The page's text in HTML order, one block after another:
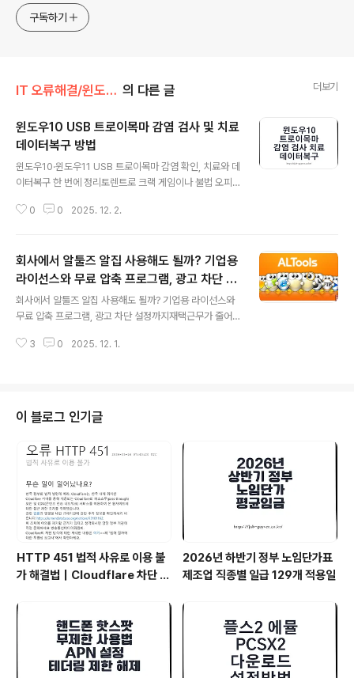
구독하기
IT 오류해결/윈도우·부팅 오류 의 다른 글 더보기
윈도우10 USB 트로이목마 감염 검사 및 치료
데이터복구 방법
윈도우10·윈도우11 USB 트로이목마 감염 확인, 치료와 데
이터복구 한 번에 정리토렌트로 크랙 게임이나 불법 오피
경우가 아직도 많습니다. 특히 회사·학교·PC방처럼 여러 P
제대로 해 두는 게 중요합니다.윈도우를 쓰고 있다면 윈도
우 디펜더(현 Microsoft Defender)와 윈도우 방화벽,
실시간 감시를 항상 켜 두고, 별도의 외장하드에 주기적으
로 시스템 이미지를 만들어 두면 사고났을 때 훨씬 빨리 복
구할 수 있습니다.USB·외장하드처럼 이동식 디스크는 내
컴퓨터뿐 아니라 다른 사람 PC에 연결되면서 감염이 이어
0 0 2025. 12. 2.
회사에서 알툴즈 알집 사용해도 될까? 기업용
라이선스와 무료 압축 프로그램, 광고 차단 설
정
회사에서 알툴즈 알집 사용해도 될까? 기업용 라이선스와
무료 압축 프로그램, 광고 차단 설정까지재택근무가 줄어
프로그램을 설치해 쓰고 있는지 한 번쯤 돌아보는 분위기
그램이다.현재는 알툴즈에서 알매니저로 이름이 변경되었
지만 프로그램은 크게 변경되지 않았으며 AI 트랜드에 맞
게 업데이트 되었습니다.기업 환경에서 자주 보이는 알툴
즈 알집 설치 화면알집은 압축·압축 해제는 물론 분할, 암호
설정 등 기능이 잘 갖춰져 있어 국내 사용자는 익숙하게 쓰
지만, 회사에서 무료 버전을 그대로 써도 되는지,..
3 0 2025. 12. 1.
이 블로그 인기글
HTTP 451 법적 사유로 이용 불
가 해결법｜Cloudflare 차단 원
2026년 하반기 정부 노임단가표
제조업 직종별 일급 129개 적용일